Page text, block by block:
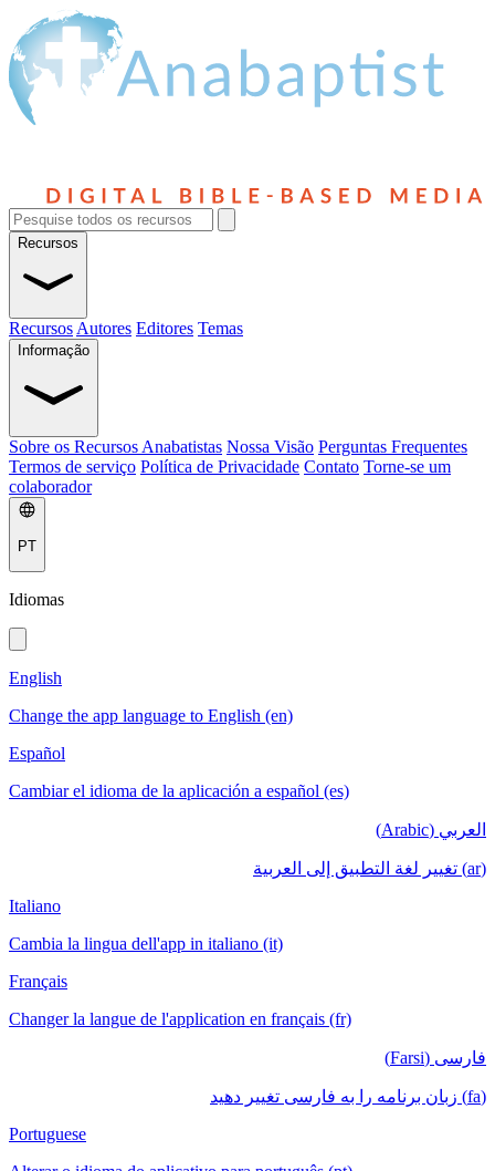
Recursos
Recursos Autores Editores Temas
Informação
Sobre os Recursos Anabatistas Nossa Visão Perguntas Frequentes
Termos de serviço Política de Privacidade Contato Torne-se um
colaborador
PT
Idiomas
English
Change the app language to English (en)
Español
Cambiar el idioma de la aplicación a español (es)
العربي (Arabic)
(ar) تغيير لغة التطبيق إلى العربية
Italiano
Cambia la lingua dell'app in italiano (it)
Français
Changer la langue de l'application en français (fr)
فارسی (Farsi)
(fa) زبان برنامه را به فارسی تغییر دهید
Portuguese